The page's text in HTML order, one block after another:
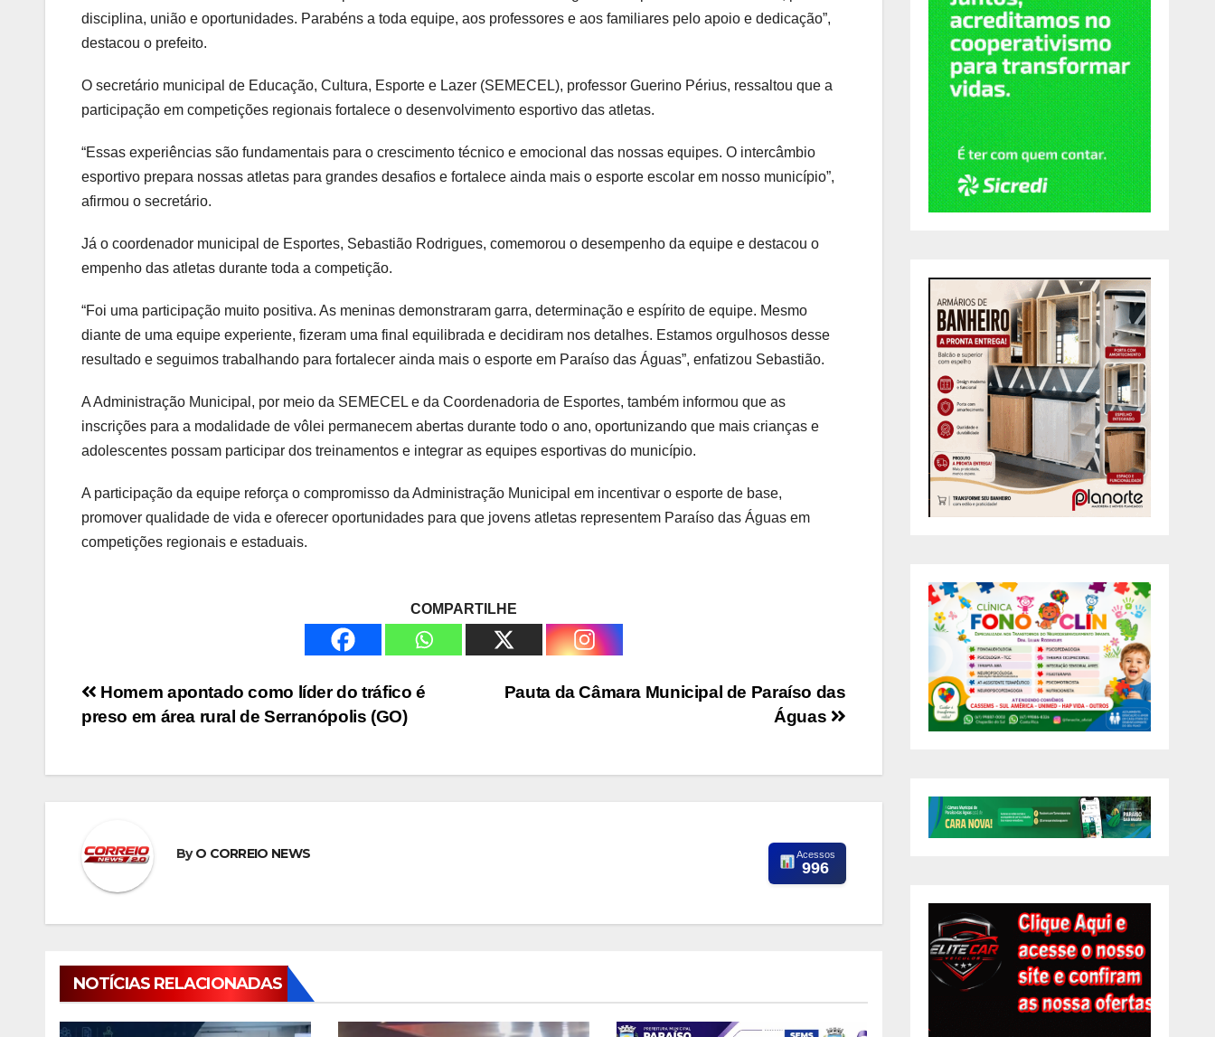
disciplina, união e oportunidades. Parabéns a toda equipe, aos professores e aos familiares pelo apoio e dedicação”,
destacou o prefeito.
O secretário municipal de Educação, Cultura, Esporte e Lazer (SEMECEL), professor Guerino Périus, ressaltou que a
participação em competições regionais fortalece o desenvolvimento esportivo das atletas.
“Essas experiências são fundamentais para o crescimento técnico e emocional das nossas equipes. O intercâmbio
esportivo prepara nossas atletas para grandes desafios e fortalece ainda mais o esporte escolar em nosso município”,
afirmou o secretário.
Já o coordenador municipal de Esportes, Sebastião Rodrigues, comemorou o desempenho da equipe e destacou o
empenho das atletas durante toda a competição.
“Foi uma participação muito positiva. As meninas demonstraram garra, determinação e espírito de equipe. Mesmo
diante de uma equipe experiente, fizeram uma final equilibrada e decidiram nos detalhes. Estamos orgulhosos desse
resultado e seguimos trabalhando para fortalecer ainda mais o esporte em Paraíso das Águas”, enfatizou Sebastião.
A Administração Municipal, por meio da SEMECEL e da Coordenadoria de Esportes, também informou que as
inscrições para a modalidade de vôlei permanecem abertas durante todo o ano, oportunizando que mais crianças e
adolescentes possam participar dos treinamentos e integrar as equipes esportivas do município.
A participação da equipe reforça o compromisso da Administração Municipal em incentivar o esporte de base,
promover qualidade de vida e oferecer oportunidades para que jovens atletas representem Paraíso das Águas em
competições regionais e estaduais.
COMPARTILHE
Navegação
de
Post
Pauta da Câmara Municipal de Paraíso das
Águas
Homem apontado como líder do tráfico é
preso em área rural de Serranópolis (GO)
ByO CORREIO NEWS Acessos
996
NOTÍCIAS RELACIONADAS